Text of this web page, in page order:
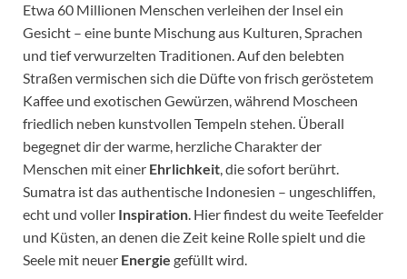
Etwa 60 Millionen Menschen verleihen der Insel ein
Gesicht – eine bunte Mischung aus Kulturen, Sprachen
und tief verwurzelten Traditionen. Auf den belebten
Straßen vermischen sich die Düfte von frisch geröstetem
Kaffee und exotischen Gewürzen, während Moscheen
friedlich neben kunstvollen Tempeln stehen. Überall
begegnet dir der warme, herzliche Charakter der
Menschen mit einer Ehrlichkeit, die sofort berührt.
Sumatra ist das authentische Indonesien – ungeschliffen,
echt und voller Inspiration. Hier findest du weite Teefelder
und Küsten, an denen die Zeit keine Rolle spielt und die
Seele mit neuer Energie gefüllt wird.